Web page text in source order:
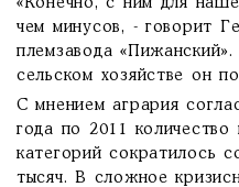
«Конечно, с ним для
чем минусов, - говорит
племзавода
сельском хозяйстве он
С мнением агрария
года по 2011 количество
категорий сократилось
тысяч. В сложное